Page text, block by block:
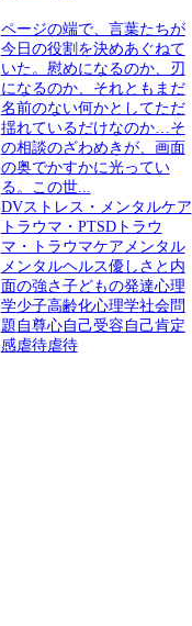
ページの端で、言葉たちが
今日の役割を決めあぐねて
いた。慰めになるのか、刃
になるのか、それともまだ
名前のない何かとしてただ
揺れているだけなのか…そ
の相談のざわめきが、画面
の奥でかすかに光ってい
る。この世...
DVストレス・メンタルケア
トラウマ・PTSDトラウ
マ・トラウマケア メンタル
メンタルヘルス優しさと内
面の強さ 子どもの発達心理
学少子高齢化心理学社会問
題 自尊心自己受容 自己肯定
感虐待虐待